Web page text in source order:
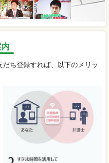
ち登録すれば、以下のメリッ